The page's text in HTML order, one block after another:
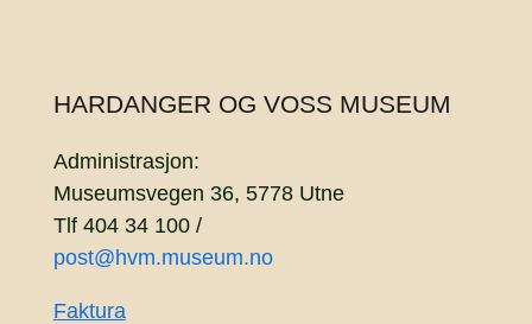
HARDANGER OG VOSS MUSEUM
Administrasjon:
Museumsvegen 36, 5778 Utne
Tlf 404 34 100 /
post@hvm.museum.no
Faktura